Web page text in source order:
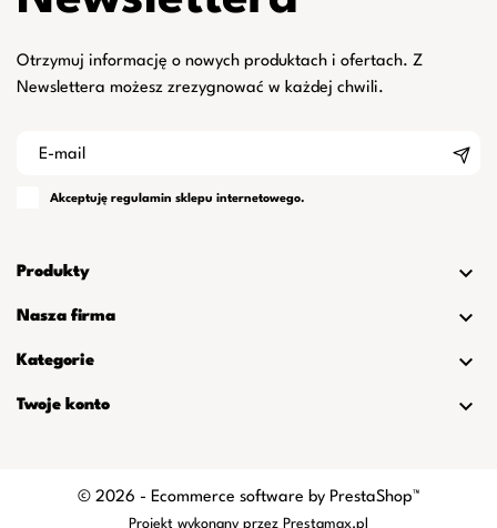
Otrzymuj informację o nowych produktach i ofertach. Z
Newslettera możesz zrezygnować w każdej chwili.
Akceptuję regulamin sklepu internetowego.
Produkty 
Nasza firma 
Kategorie 
Twoje konto 
© 2026 - Ecommerce software by PrestaShop™
Projekt wykonany przez Prestamax.pl